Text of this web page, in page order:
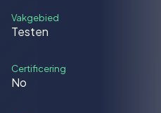
Vakgebied
Testen
Certificering
No